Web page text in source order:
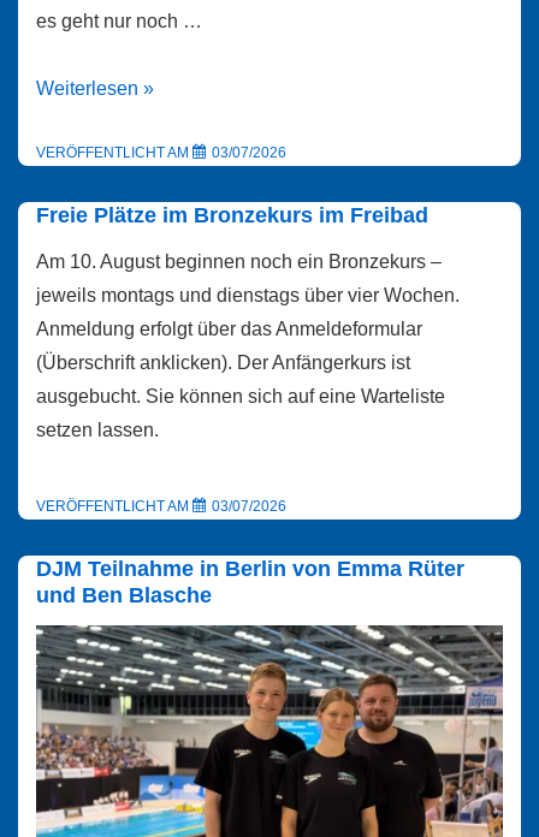
es geht nur noch …
AUSGEBUCHT!
Kraulkurs
Erwachsene
Weiterlesen »
VERÖFFENTLICHT AM 03/07/2026
Freie Plätze im Bronzekurs im Freibad
Am 10. August beginnen noch ein Bronzekurs –
jeweils montags und dienstags über vier Wochen.
Anmeldung erfolgt über das Anmeldeformular
(Überschrift anklicken). Der Anfängerkurs ist
ausgebucht. Sie können sich auf eine Warteliste
setzen lassen.
VERÖFFENTLICHT AM 03/07/2026
DJM Teilnahme in Berlin von Emma Rüter
und Ben Blasche